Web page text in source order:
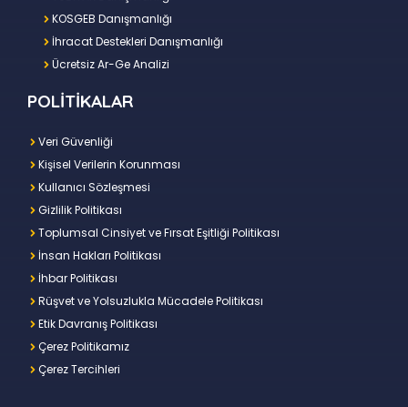
KOSGEB Danışmanlığı
İhracat Destekleri Danışmanlığı
Ücretsiz Ar-Ge Analizi
POLİTİKALAR
Veri Güvenliği
Kişisel Verilerin Korunması
Kullanıcı Sözleşmesi
Gizlilik Politikası
Toplumsal Cinsiyet ve Fırsat Eşitliği Politikası
İnsan Hakları Politikası
İhbar Politikası
Rüşvet ve Yolsuzlukla Mücadele Politikası
Etik Davranış Politikası
Çerez Politikamız
Çerez Tercihleri